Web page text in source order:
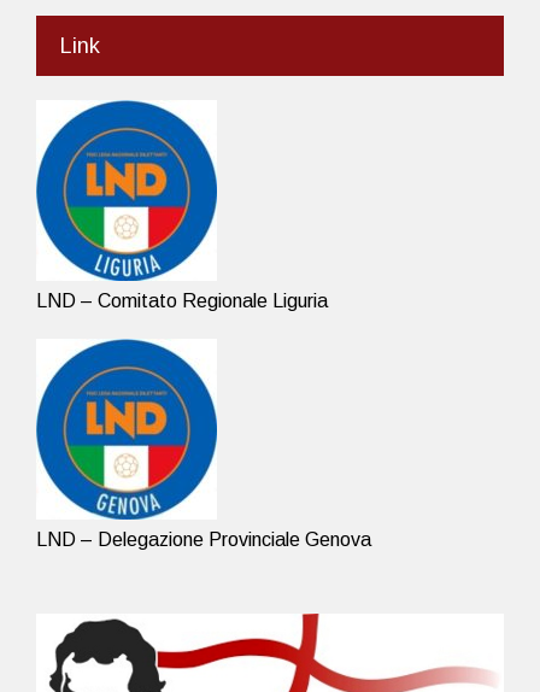
Link
LND – Comitato Regionale Liguria
LND – Delegazione Provinciale Genova